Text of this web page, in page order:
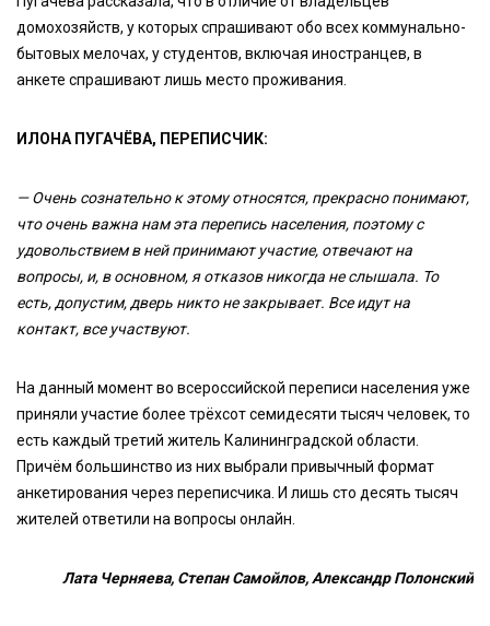
домохозяйств, у которых спрашивают обо всех коммунально-
бытовых мелочах, у студентов, включая иностранцев, в
анкете спрашивают лишь место проживания.
ИЛОНА ПУГАЧЁВА, ПЕРЕПИСЧИК:
— Очень сознательно к этому относятся, прекрасно понимают,
что очень важна нам эта перепись населения, поэтому с
удовольствием в ней принимают участие, отвечают на
вопросы, и, в основном, я отказов никогда не слышала. То
есть, допустим, дверь никто не закрывает. Все идут на
контакт, все участвуют.
На данный момент во всероссийской переписи населения уже
приняли участие более трёхсот семидесяти тысяч человек, то
есть каждый третий житель Калининградской области.
Причём большинство из них выбрали привычный формат
анкетирования через переписчика. И лишь сто десять тысяч
жителей ответили на вопросы онлайн.
Лата Черняева, Степан Самойлов, Александр Полонский